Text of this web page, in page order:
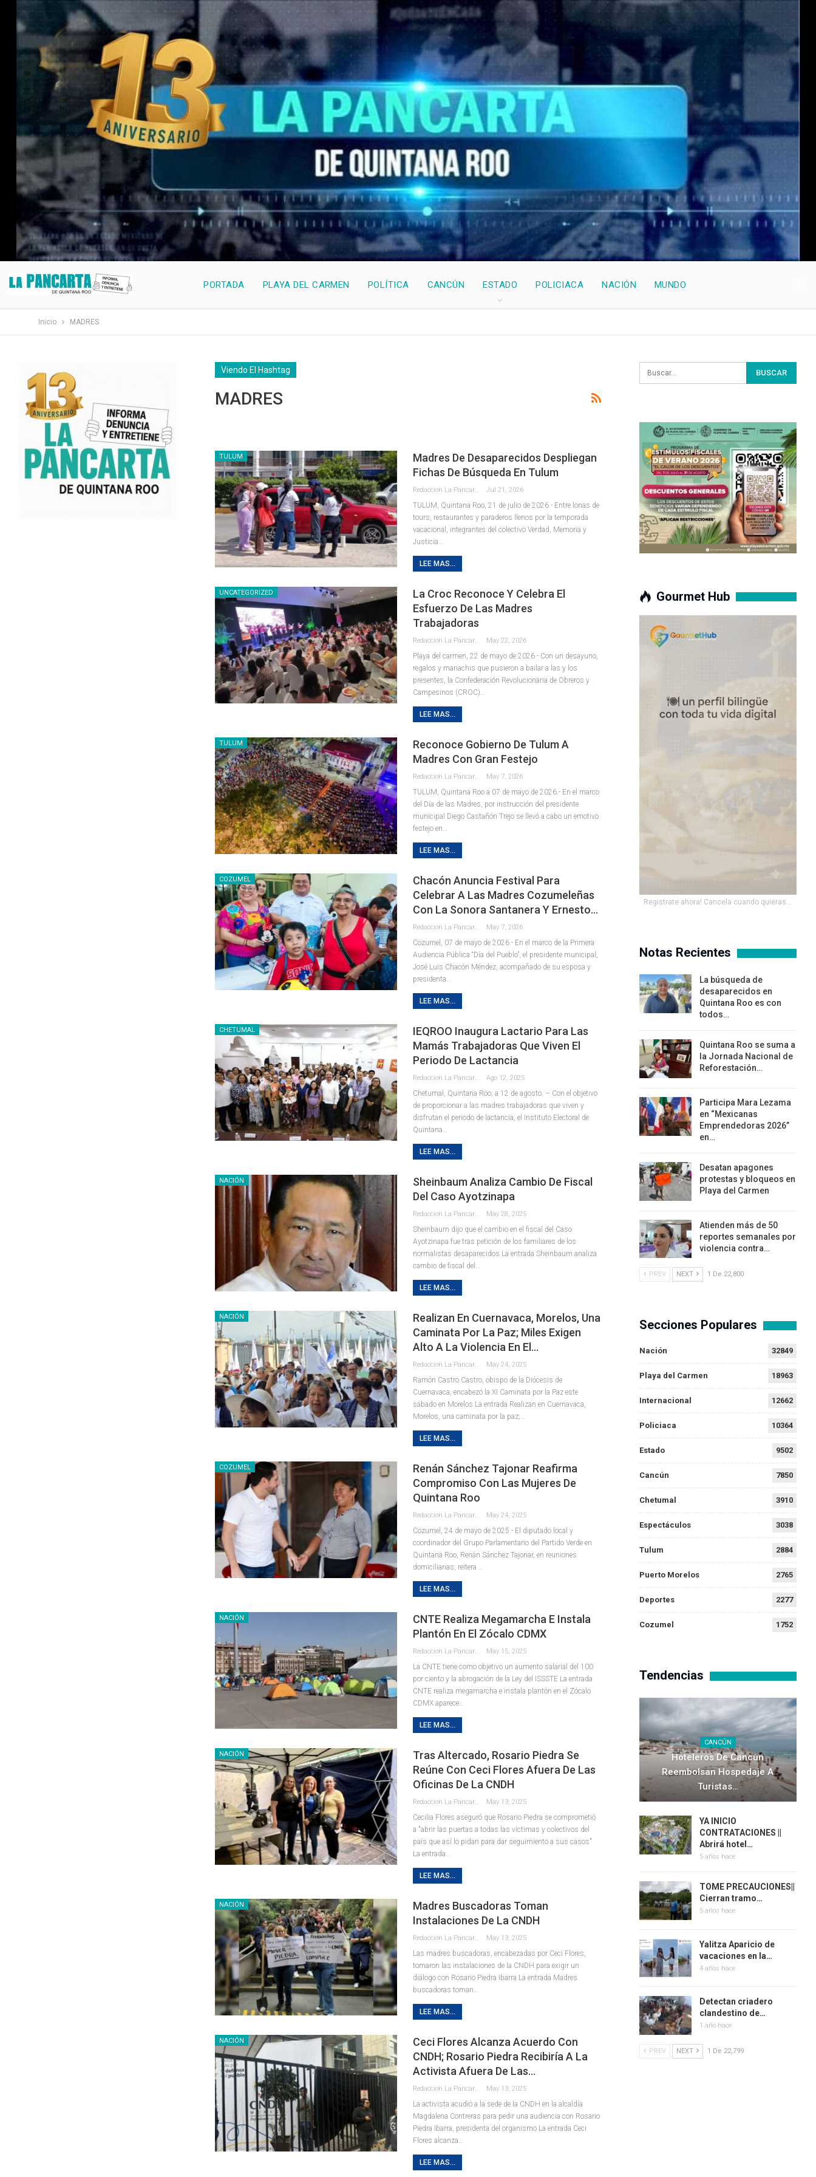
PORTADA PLAYA DEL CARMEN POLÍTICA CANCÚN ESTADO POLICIACA NACIÓN MUNDO
Inicio MADRES
Viendo El Hashtag
MADRES
TULUM
Madres De Desaparecidos Despliegan
Fichas De Búsqueda En Tulum
Jul 21, 2026
TULUM, Quintana Roo, 21 de julio de 2026.- Entre lonas de
tours, restaurantes y paraderos llenos por la temporada
vacacional, integrantes del colectivo Verdad, Memoria y
Justicia
LEE MAS...
UNCATEGORIZED
La Croc Reconoce Y Celebra El
Esfuerzo De Las Madres
Trabajadoras
May 22, 2026
Playa del carmen, 22 de mayo de 2026.- Con un desayuno,
regalos y mariachis que pusieron a bailar a las y los
presentes, la Confederación Revolucionaria de Obreros y
Campesinos (CROC)
LEE MAS...
TULUM
Reconoce Gobierno De Tulum A
Madres Con Gran Festejo
May 7, 2026
TULUM, Quintana Roo a 07 de mayo de 2026.- En el marco
del Día de las Madres, por instrucción del presidente
municipal Diego Castañón Trejo se llevó a cabo un emotivo
festejo en
LEE MAS...
COZUMEL
Chacón Anuncia Festival Para
Celebrar A Las Madres Cozumeleñas
Con La Sonora Santanera Y Ernesto…
May 7, 2026
Cozumel, 07 de mayo de 2026.- En el marco de la Primera
Audiencia Pública “Día del Pueblo”, el presidente municipal,
José Luis Chacón Méndez, acompañado de su esposa y
presidenta
LEE MAS...
CHETUMAL
IEQROO Inaugura Lactario Para Las
Mamás Trabajadoras Que Viven El
Periodo De Lactancia
Ago 12, 2025
Chetumal, Quintana Roo; a 12 de agosto. – Con el objetivo
de proporcionar a las madres trabajadoras que viven y
disfrutan el periodo de lactancia, el Instituto Electoral de
Quintana
LEE MAS...
NACIÓN
Sheinbaum Analiza Cambio De Fiscal
Del Caso Ayotzinapa
May 28, 2025
Sheinbaum dijo que el cambio en el fiscal del Caso
Ayotzinapa fue tras petición de los familiares de los
normalistas desaparecidos La entrada Sheinbaum analiza
cambio de fiscal del…
LEE MAS...
NACIÓN
Realizan En Cuernavaca, Morelos, Una
Caminata Por La Paz; Miles Exigen
Alto A La Violencia En El…
May 24, 2025
Ramón Castro Castro, obispo de la Diócesis de
Cuernavaca, encabezó la XI Caminata por la Paz este
sábado en Morelos La entrada Realizan en Cuernavaca,
Morelos, una caminata por la paz;…
LEE MAS...
COZUMEL
Renán Sánchez Tajonar Reafirma
Compromiso Con Las Mujeres De
Quintana Roo
May 24, 2025
Cozumel, 24 de mayo de 2025.- El diputado local y
coordinador del Grupo Parlamentario del Partido Verde en
Quintana Roo, Renán Sánchez Tajonar, en reuniones
domiciliarias, reitera
LEE MAS...
NACIÓN
CNTE Realiza Megamarcha E Instala
Plantón En El Zócalo CDMX
May 15, 2025
La CNTE tiene como objetivo un aumento salarial del 100
por ciento y la abrogación de la Ley del ISSSTE La entrada
CNTE realiza megamarcha e instala plantón en el Zócalo
CDMX aparece…
LEE MAS...
NACIÓN
Tras Altercado, Rosario Piedra Se
Reúne Con Ceci Flores Afuera De Las
Oficinas De La CNDH
May 13, 2025
Cecilia Flores aseguró que Rosario Piedra se comprometió
a "abrir las puertas a todas las víctimas y colectivos del
país que así lo pidan para dar seguimiento a sus casos"
La entrada…
LEE MAS...
NACIÓN
Madres Buscadoras Toman
Instalaciones De La CNDH
May 13, 2025
Las madres buscadoras, encabezadas por Ceci Flores,
tomaron las instalaciones de la CNDH para exigir un
diálogo con Rosario Piedra Ibarra La entrada Madres
buscadoras toman…
LEE MAS...
NACIÓN
Ceci Flores Alcanza Acuerdo Con
CNDH; Rosario Piedra Recibiría A La
Activista Afuera De Las…
May 13, 2025
La activista acudió a la sede de la CNDH en la alcaldía
Magdalena Contreras para pedir una audiencia con Rosario
Piedra Ibarra, presidenta del organismo La entrada Ceci
Flores alcanza…
LEE MAS...
Gourmet Hub
Registrate ahora! Cancela cuando quieras...
Notas Recientes
La búsqueda de
desaparecidos en
Quintana Roo es con
todos…
Quintana Roo se suma a
la Jornada Nacional de
Reforestación…
Participa Mara Lezama
en “Mexicanas
Emprendedoras 2026”
en…
Desatan apagones
protestas y bloqueos en
Playa del Carmen
Atienden más de 50
reportes semanales por
violencia contra…
PREV NEXT 1 De 22,800
Secciones Populares
Nación 32849
Playa del Carmen 18963
Internacional 12662
Policiaca 10364
Estado 9502
Cancún 7850
Chetumal 3910
Espectáculos 3038
Tulum 2884
Puerto Morelos 2765
Deportes 2277
Cozumel 1752
Tendencias
CANCÚN
Hoteleros De Cancún
Reembolsan Hospedaje A
Turistas…
YA INICIO
CONTRATACIONES ||
Abrirá hotel…
5 años hace
TOME PRECAUCIONES||
Cierran tramo…
5 años hace
Yalitza Aparicio de
vacaciones en la…
4 años hace
Detectan criadero
clandestino de…
1 año hace
PREV NEXT 1 De 22,799